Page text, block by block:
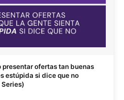
presentar ofertas tan buenas
estúpida si dice que no